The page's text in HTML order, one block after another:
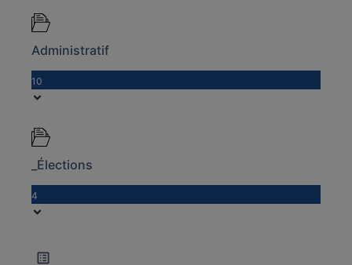
Administratif
10
_Élections
4